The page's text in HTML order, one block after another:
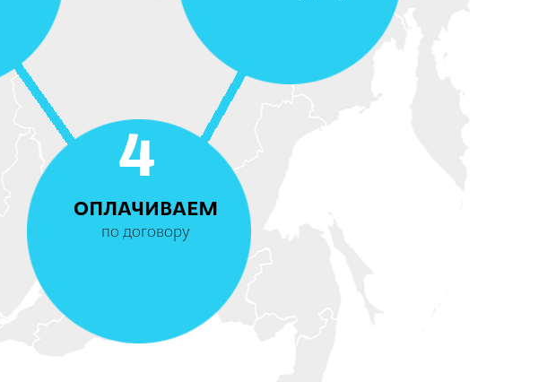
4
ОПЛАЧИВАЕМ
по договору